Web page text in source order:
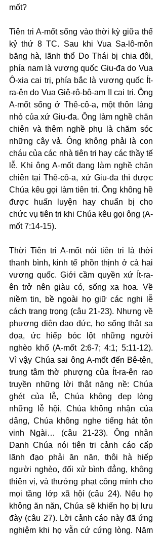
mốt?
Tiên tri A-mốt sống vào thời kỳ giữa thế
kỷ thứ 8 TC. Sau khi Vua Sa-lô-môn
băng hà, lãnh thổ Do Thái bị chia đôi,
phía nam là vương quốc Giu-đa do Vua
Ô-xia cai trị, phía bắc là vương quốc Ít-
ra-ên do Vua Giê-rô-bô-am II cai trị. Ông
A-mốt sống ở Thê-cô-a, một thôn làng
nhỏ của xứ Giu-đa. Ông làm nghề chăn
chiên và thêm nghề phụ là chăm sóc
những cây vả. Ông không phải là con
cháu của các nhà tiên tri hay các thầy tế
lễ. Khi ông A-mốt đang làm nghề chăn
chiên tại Thê-cô-a, xứ Giu-đa thì được
Chúa kêu gọi làm tiên tri. Ông không hề
được huấn luyện hay chuẩn bị cho
chức vụ tiên tri khi Chúa kêu gọi ông (A-
mốt 7:14-15).
Thời Tiên tri A-mốt nói tiên tri là thời
thanh bình, kinh tế phồn thịnh ở cả hai
vương quốc. Giới cầm quyền xứ Ít-ra-
ên trở nên giàu có, sống xa hoa. Về
niềm tin, bề ngoài họ giữ các nghi lễ
cách trang trọng (câu 21-23). Nhưng về
phương diện đạo đức, họ sống thật sa
đọa, ức hiếp bóc lột những người
nghèo khổ (A-mốt 2:6-7; 4:1; 5:11-12).
Vì vậy Chúa sai ông A-mốt đến Bê-tên,
trung tâm thờ phượng của Ít-ra-ên rao
truyền những lời thật nặng nề: Chúa
ghét của lễ, Chúa không đẹp lòng
những lễ hội, Chúa không nhận của
dâng, Chúa không nghe tiếng hát tôn
vinh Ngài… (câu 21-23). Ông nhân
Danh Chúa nói tiên tri cảnh cáo cấp
lãnh đạo phải ăn năn, thôi hà hiếp
người nghèo, đối xử bình đẳng, không
thiên vị, và thưởng phạt công minh cho
mọi tầng lớp xã hội (câu 24). Nếu họ
không ăn năn, Chúa sẽ khiến họ bị lưu
đày (câu 27). Lời cảnh cáo này đã ứng
nghiệm khi họ vẫn cứ cứng lòng. Năm